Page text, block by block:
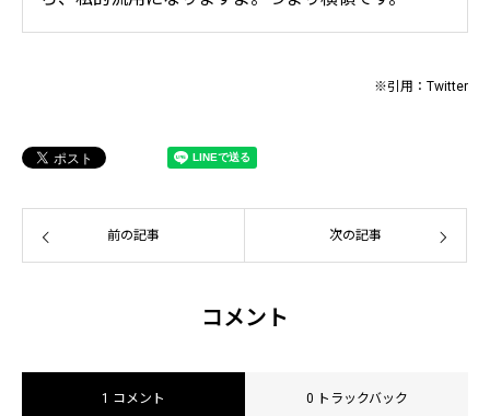
※引用：Twitter
前の記事 次の記事
コメント
1 コメント 0 トラックバック